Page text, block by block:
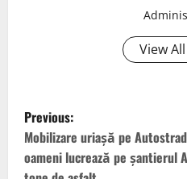
View
P
o
Previous:
Mobilizare uriașă pe
oameni lucrează pe șantierul